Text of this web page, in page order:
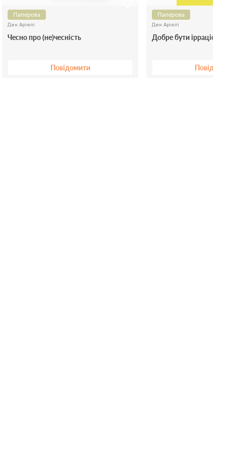
Паперова
Ден Аріелі
Чесно про (не)чесність
Повідомити
Паперова
Ден Аріелі
Добре бути